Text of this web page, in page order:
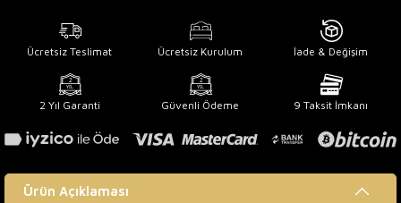
Ücretsiz Teslimat Ücretsiz Kurulum İade & Değişim
2 Yıl Garanti Güvenli Ödeme 9 Taksit İmkanı
Ürün Açıklaması